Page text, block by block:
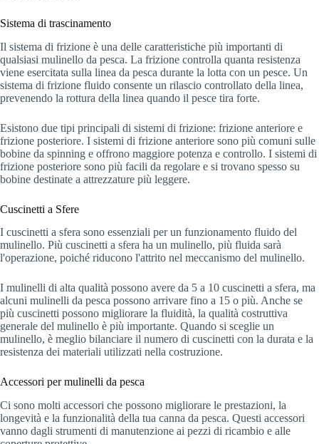
Sistema di trascinamento
Il sistema di frizione è una delle caratteristiche più importanti di
qualsiasi mulinello da pesca. La frizione controlla quanta resistenza
viene esercitata sulla linea da pesca durante la lotta con un pesce. Un
sistema di frizione fluido consente un rilascio controllato della linea,
prevenendo la rottura della linea quando il pesce tira forte.
Esistono due tipi principali di sistemi di frizione: frizione anteriore e
frizione posteriore. I sistemi di frizione anteriore sono più comuni sulle
bobine da spinning e offrono maggiore potenza e controllo. I sistemi di
frizione posteriore sono più facili da regolare e si trovano spesso su
bobine destinate a attrezzature più leggere.
Cuscinetti a Sfere
I cuscinetti a sfera sono essenziali per un funzionamento fluido del
mulinello. Più cuscinetti a sfera ha un mulinello, più fluida sarà
l'operazione, poiché riducono l'attrito nel meccanismo del mulinello.
I mulinelli di alta qualità possono avere da 5 a 10 cuscinetti a sfera, ma
alcuni mulinelli da pesca possono arrivare fino a 15 o più. Anche se
più cuscinetti possono migliorare la fluidità, la qualità costruttiva
generale del mulinello è più importante. Quando si sceglie un
mulinello, è meglio bilanciare il numero di cuscinetti con la durata e la
resistenza dei materiali utilizzati nella costruzione.
Accessori per mulinelli da pesca
Ci sono molti accessori che possono migliorare le prestazioni, la
longevità e la funzionalità della tua canna da pesca. Questi accessori
vanno dagli strumenti di manutenzione ai pezzi di ricambio e alle